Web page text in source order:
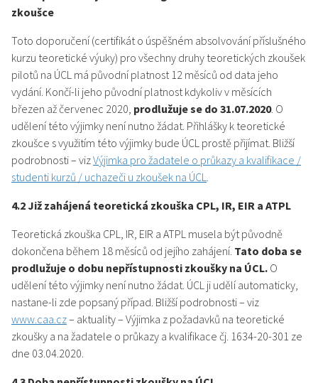
zkoušce
Toto doporučení (certifikát o úspěšném absolvování příslušného
kurzu teoretické výuky) pro všechny druhy teoretických zkoušek
pilotů na ÚCL má původní platnost 12 měsíců od data jeho
vydání. Končí-li jeho původní platnost kdykoliv v měsících
březen až červenec 2020, prodlužuje se do 31.07.2020. O
udělení této výjimky není nutno žádat. Přihlášky k teoretické
zkoušce s využitím této výjimky bude ÚCL prostě přijímat. Bližší
podrobnosti – vizVýjimka pro žadatele o průkazy a kvalifikace /
studenti kurzů / uchazeči u zkoušek na ÚCL.
4.2 Již zahájená teoretická zkouška CPL, IR, EIR a ATPL
Teoretická zkouška CPL, IR, EIR a ATPL musela být původně
dokončena během 18 měsíců od jejího zahájení. Tato doba se
prodlužuje o dobu nepřístupnosti zkoušky na ÚCL. O
udělení této výjimky není nutno žádat. ÚCL ji udělí automaticky,
nastane-li zde popsaný případ. Bližší podrobnosti – viz
www.caa.cz– aktuality – Výjimka z požadavků na teoretické
zkoušky a na žadatele o průkazy a kvalifikace čj. 1634-20-301 ze
dne 03.04.2020.